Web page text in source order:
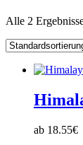
Alle 2
ab 18.55€